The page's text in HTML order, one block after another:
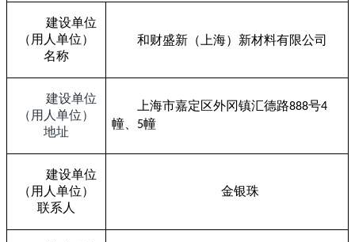
建设单位
（用人单位）
名称
和财盛新（上海）新材料有限公司
建设单位
（用人单位）
地址
上海市嘉定区外冈镇汇德路888号4
幢、 5幢
建设单位
（用人单位）
联系人
金银珠